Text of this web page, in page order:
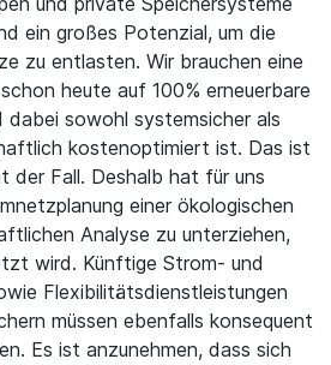
ein großes Potenzial, um die
zu entlasten. Wir brauchen eine
heute auf 100% erneuerbare
dabei sowohl systemsicher als
kostenoptimiert ist. Das ist
der Fall. Deshalb hat für uns
einer ökologischen
Analyse zu unterziehen,
wird. Künftige Strom- und
Flexibilitätsdienstleistungen
müssen ebenfalls konsequent
Es ist anzunehmen, dass sich